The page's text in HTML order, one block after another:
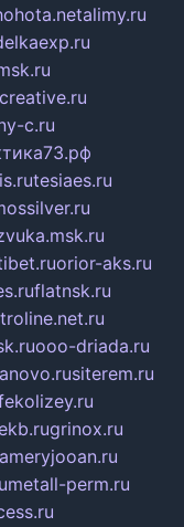
alimy.ru
c.ru
tesiaes.ru
orior-aks.ru
flatnsk.ru
ooo-driada.ru
siterem.ru
grinox.ru
metall-perm.ru